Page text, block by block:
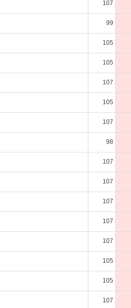
107
99
105
105
107
105
107
98
107
107
107
107
107
105
105
107